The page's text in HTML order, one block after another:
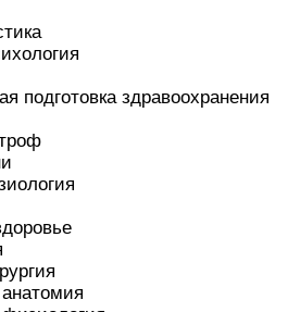
подготовка здравоохранения